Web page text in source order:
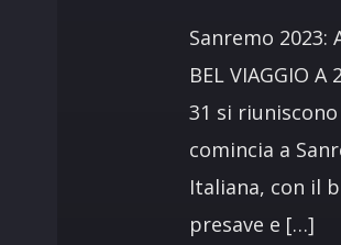
Sanremo
BEL VIAGGIO
31 si
comincia a
Italiana, con il
presave e […]